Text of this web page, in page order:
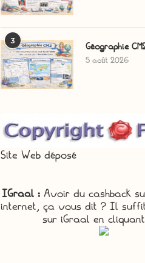
3
Géographie
5 août 2026
Site Web déposé
IGraal :Avoir du cashback
internet, ça vous dit ? Il
sur iGraal en